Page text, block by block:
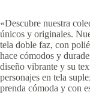
«Descubre nuestra
únicos y originales.
tela doble faz, con
hace cómodos y
diseño vibrante y su
personajes en tela
prenda cómoda y con